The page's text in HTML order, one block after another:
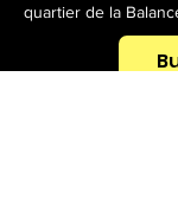
quartier de la